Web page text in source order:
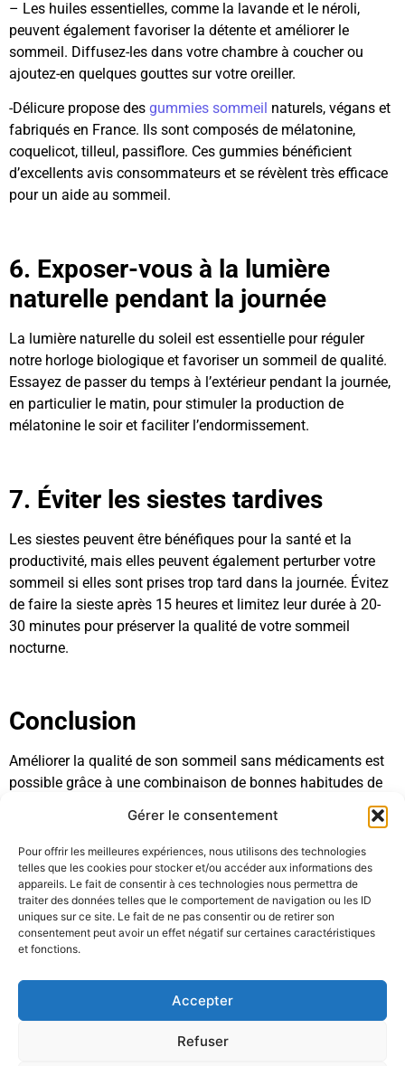
Gérer le consentement
Pour offrir les meilleures expériences, nous utilisons des technologies
telles que les cookies pour stocker et/ou accéder aux informations des
appareils. Le fait de consentir à ces technologies nous permettra de
traiter des données telles que le comportement de navigation ou les ID
uniques sur ce site. Le fait de ne pas consentir ou de retirer son
consentement peut avoir un effet négatif sur certaines caractéristiques
et fonctions.
Accepter
Refuser
– Les huiles essentielles, comme la lavande et le néroli,
peuvent également favoriser la détente et améliorer le
sommeil. Diffusez-les dans votre chambre à coucher ou
ajoutez-en quelques gouttes sur votre oreiller.
-Délicure propose des gummies sommeil naturels, végans et
fabriqués en France. Ils sont composés de mélatonine,
coquelicot, tilleul, passiflore. Ces gummies bénéficient
d’excellents avis consommateurs et se révèlent très efficace
pour un aide au sommeil.
6. Exposer-vous à la lumière
naturelle pendant la journée
La lumière naturelle du soleil est essentielle pour réguler
notre horloge biologique et favoriser un sommeil de qualité.
Essayez de passer du temps à l’extérieur pendant la journée,
en particulier le matin, pour stimuler la production de
mélatonine le soir et faciliter l’endormissement.
7. Éviter les siestes tardives
Les siestes peuvent être bénéfiques pour la santé et la
productivité, mais elles peuvent également perturber votre
sommeil si elles sont prises trop tard dans la journée. Évitez
de faire la sieste après 15 heures et limitez leur durée à 20-
30 minutes pour préserver la qualité de votre sommeil
nocturne.
Conclusion
Améliorer la qualité de son sommeil sans médicaments est
possible grâce à une combinaison de bonnes habitudes de
et de remèdes
naturels tels que les plantes et la mélatonine. En mettant en
pratique les conseils mentionnés dans cet article et en
restant attentif aux signaux de votre corps, vous pourrez
profiter d’un sommeil réparateur et bénéficier des effets
positifs sur votre santé et votre qualité de vie.